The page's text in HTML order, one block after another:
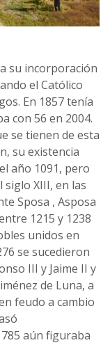
su incorporación
el Católico
En 1857 tenía
con 56 en 2004.
se tienen de esta
su existencia
año 1091, pero
XIII, en las
Sposa , Asposa
1215 y 1238
unidos en
se sucedieron
III y Jaime II y
de Luna, a
feudo a cambio
aún figuraba